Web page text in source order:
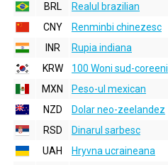
BRL
Realul brazilian
CNY
Renminbi chinezesc
INR
Rupia indiana
KRW
100 Woni sud-coreeni
MXN
Peso-ul mexican
NZD
Dolar neo-zeelandez
RSD
Dinarul sarbesc
UAH
Hryvna ucraineana